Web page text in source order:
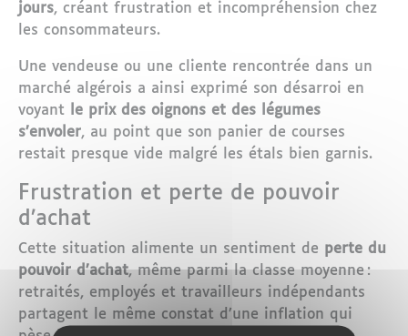
jours, créant frustration et incompréhension chez
les consommateurs.
Une vendeuse ou une cliente rencontrée dans un
marché algérois a ainsi exprimé son désarroi en
voyant
le prix des oignons et des légumes
s’envoler, au point que son panier de courses
restait presque vide malgré les étals bien garnis.
Frustration et perte de pouvoir
d’achat
Cette situation alimente un sentiment de perte du
pouvoir d’achat, même parmi la classe moyenne :
retraités, employés et travailleurs indépendants
partagent le même constat d’une inflation qui